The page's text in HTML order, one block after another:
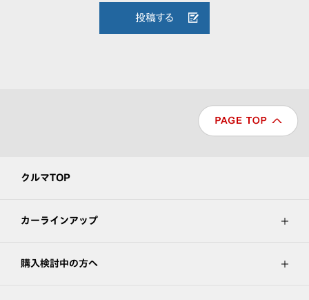
投稿する
クルマTOP
カーラインアップ
購入検討中の方へ